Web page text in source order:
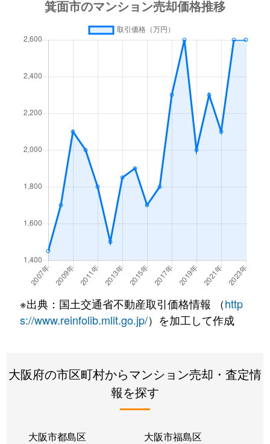
4,400万円 千里中央
千里中央
徒歩21分
船場東
千里中央
徒歩21分
船場東
千里中央
徒歩17分
千里中央
徒歩20分
3,600万円 千里中央
570万円 千里中央
如意谷
2,000万円
如意谷
3,300万円 箕面
徒歩23分
如意谷
4,000万円 箕面
徒歩23分
如意谷
740万円 箕面
徒歩16分
牧落
2,800万円 牧落
徒歩9分
2,700万円
牧落
牧落
※出典：国土交通省不動産取引価格情報 （http
s://www.reinfolib.mlit.go.jp/）を加工して作成
大阪府の市区町村からマンション売却・査定情
報を探す
大阪市都島区 大阪市福島区